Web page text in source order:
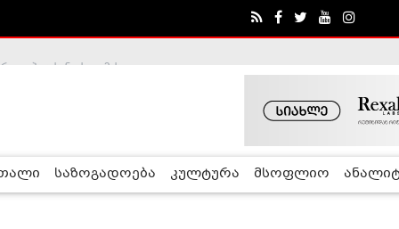
საზოგადოება კულტურა მსოფლიო